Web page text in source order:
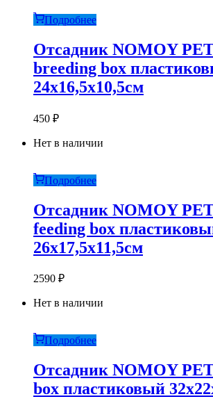
Подробнее
Отсадник NOMOY
breeding box
24х16,5х10,5см
450 ₽
Нет в наличии
Подробнее
Отсадник NOMOY
feeding box
26х17,5х11,5см
2590 ₽
Нет в наличии
Подробнее
Отсадник NOMOY
box пластиковый